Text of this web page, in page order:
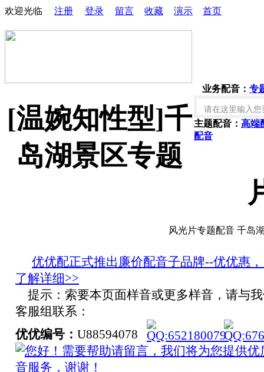
欢迎光临 注册 登录 留言 收藏 演示 首页
业务配音： 专
主题配音： 高端
配音
[温婉知性型]千
岛湖景区专题
风光片专题配音 千岛
优优配正式推出廉价配音子品牌--优优惠
了解详细>>
提示：索要本页面样音或更多样音，请与
客服组联系：
优优编号： U88594078